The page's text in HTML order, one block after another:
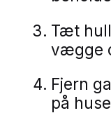
Tæt
vægge
Fjern
på